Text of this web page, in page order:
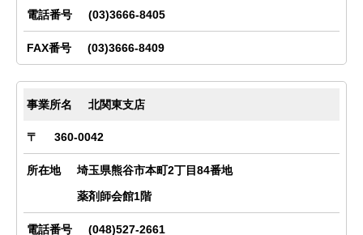
(03)3666-8405
(03)3666-8409
北関東支店
360-0042
埼玉県熊谷市本町2丁目84番地
薬剤師会館1階
(048)527-2661